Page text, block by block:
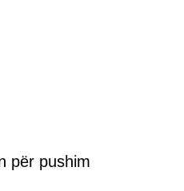
për pushim